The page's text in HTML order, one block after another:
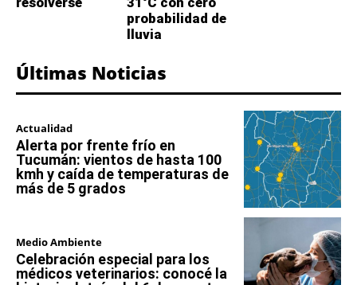
probabilidad de
lluvia
Últimas Noticias
Actualidad
Alerta por frente frío en
Tucumán: vientos de hasta 100
kmh y caída de temperaturas de
más de 5 grados
Medio Ambiente
Celebración especial para los
médicos veterinarios: conocé la